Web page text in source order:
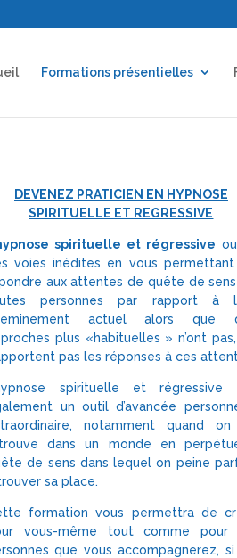
Formations présentielles
DEVENEZ PRATICIEN EN HYPNOSE
SPIRITUELLE ET REGRESSIVE
spirituelle et régressive
voies inédites en vous
aux attentes de quête de
personnes par rapport à
actuel alors que
plus «habituelles » n’ont
pas les réponses à ces
spirituelle et régressive
un outil d’avancée
notamment quand
dans un monde en
de sens dans lequel on peine
sa place.
formation vous permettra de
vous-même tout comme pour
que vous accompagnerez,